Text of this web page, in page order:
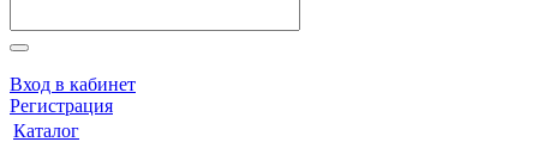
Вход в кабинет
Регистрация
Каталог